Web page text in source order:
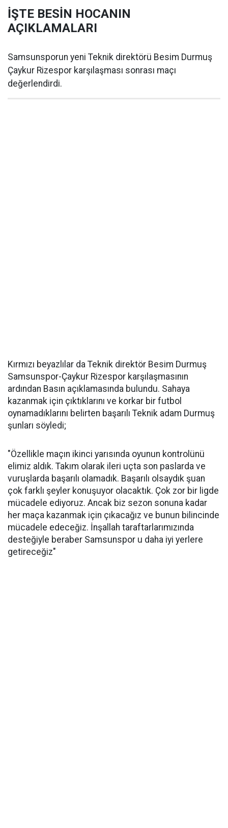
İŞTE BESİN HOCANIN
AÇIKLAMALARI
Samsunsporun yeni Teknik direktörü Besim Durmuş
Çaykur Rizespor karşılaşması sonrası maçı
değerlendirdi.
Kırmızı beyazlılar da Teknik direktör Besim Durmuş
Samsunspor-Çaykur Rizespor karşılaşmasının
ardından Basın açıklamasında bulundu. Sahaya
kazanmak için çıktıklarını ve korkar bir futbol
oynamadıklarını belirten başarılı Teknik adam Durmuş
şunları söyledi;
"Özellikle maçın ikinci yarısında oyunun kontrolünü
elimiz aldık. Takım olarak ileri uçta son paslarda ve
vuruşlarda başarılı olamadık. Başarılı olsaydık şuan
çok farklı şeyler konuşuyor olacaktık. Çok zor bir ligde
mücadele ediyoruz. Ancak biz sezon sonuna kadar
her maça kazanmak için çıkacağız ve bunun bilincinde
mücadele edeceğiz. İnşallah taraftarlarımızında
desteğiyle beraber Samsunspor u daha iyi yerlere
getireceğiz"